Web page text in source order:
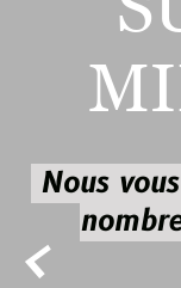

Nous